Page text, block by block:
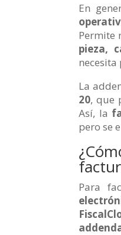
En
Permite
pieza,
necesita
La
20, que
Así, la
pero se
Para